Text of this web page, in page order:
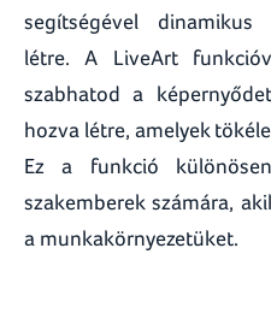
segítségével dinamikus
létre. A LiveArt
szabhatod a
hozva létre, amelyek
Ez a funkció
szakemberek számára,
a munkakörnyezetüket.